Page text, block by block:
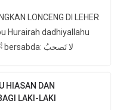
LONCENG DI LEHER
Hurairah dadhiyallahu
anhu, sesungguhnya Rasulullah ﷺ bersabda: لا تَصحبُ
HIASAN DAN
LAKI-LAKI